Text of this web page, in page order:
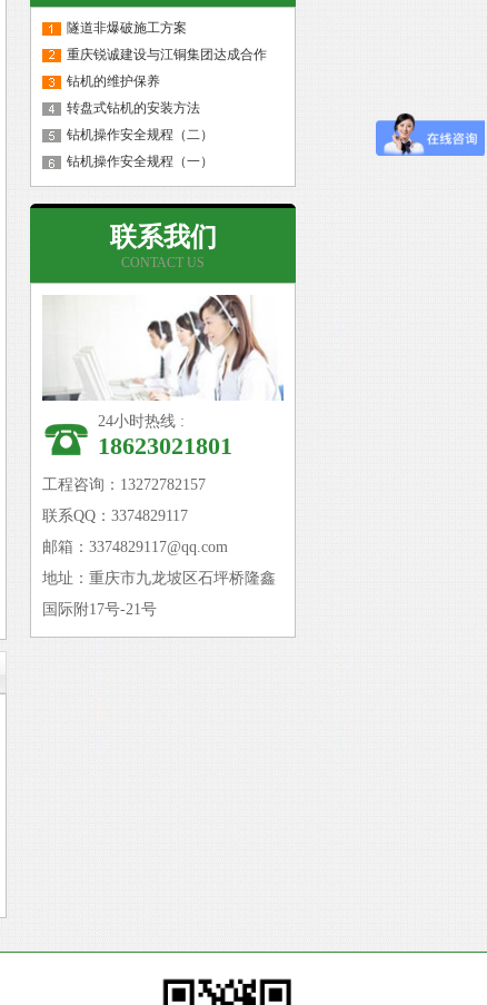
隧道非爆破施工方案
重庆锐诚建设与江铜集团达成合作
钻机的维护保养
转盘式钻机的安装方法
钻机操作安全规程（二）
钻机操作安全规程（一）
联系我们
CONTACT US
24小时热线 :
18623021801
工程咨询：13272782157
联系QQ：3374829117
邮箱：3374829117@qq.com
地址：重庆市九龙坡区石坪桥隆鑫
国际附17号-21号